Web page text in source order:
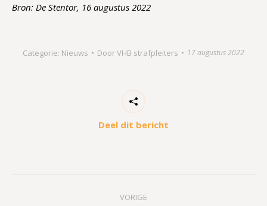
Bron: De Stentor, 16 augustus 2022
Categorie: Nieuws DoorVHB strafpleiters 17 augustus 2022
Deel dit bericht
VORIGE